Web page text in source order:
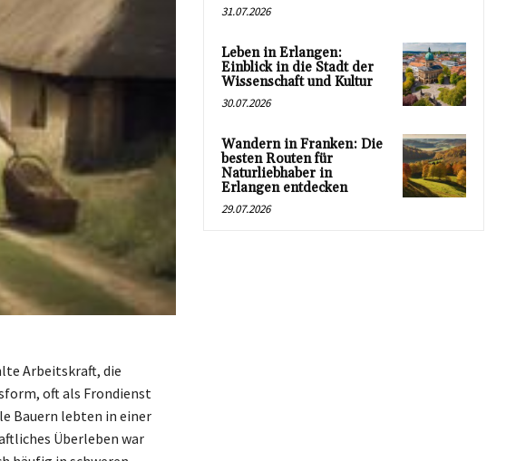
Arbeitskraft, die
oft als Frondienst
Bauern lebten in einer
Überleben war
31.07.2026
Leben in Erlangen:
Einblick in die Stadt der
Wissenschaft und Kultur
30.07.2026
Wandern in Franken: Die
besten Routen für
Naturliebhaber in
Erlangen entdecken
29.07.2026